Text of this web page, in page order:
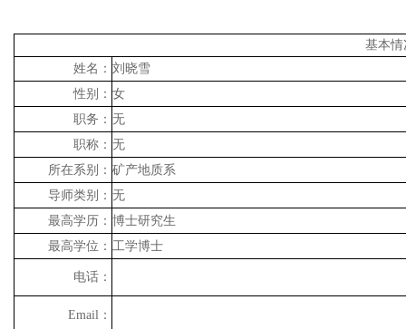
基本情
姓名： 刘晓雪
性别： 女
职务： 无
职称： 无
所在系别： 矿产地质系
导师类别： 无
最高学历： 博士研究生
最高学位： 工学博士
电话：
Email ：